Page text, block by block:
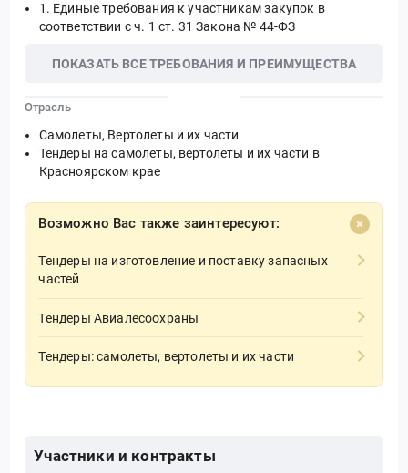
Единые требования к участникам закупок в
соответствии с ч. 1 ст. 31 Закона № 44-ФЗ
ПОКАЗАТЬ ВСЕ ТРЕБОВАНИЯ И ПРЕИМУЩЕСТВА
Отрасль
Самолеты, Вертолеты и их части
Тендеры на самолеты, вертолеты и их части в
Красноярском крае
Возможно Вас также заинтересуют:
Тендеры на изготовление и поставку запасных
частей
Тендеры Авиалесоохраны
Тендеры: самолеты, вертолеты и их части
Участники и контракты